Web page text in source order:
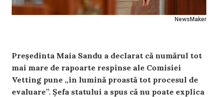
NewsMaker
Președinta Maia Sandu a declarat că numărul tot
mai mare de rapoarte respinse ale Comisiei
Vetting pune „în lumină proastă tot procesul de
evaluare”. Șefa statului a spus că nu poate explica